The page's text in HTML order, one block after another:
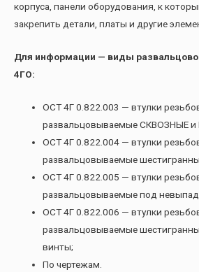
корпуса, панели оборудования, к
закрепить детали, платы и другие
Для информации — виды
4ГО:
ОСТ 4Г 0.822.003 — втулки
развальцовываемые СКВОЗНЫЕ и
ОСТ 4Г 0.822.004 — втулки
развальцовываемые
ОСТ 4Г 0.822.005 — втулки
развальцовываемые под
ОСТ 4Г 0.822.006 — втулки
развальцовываемые
винты;
По чертежам.